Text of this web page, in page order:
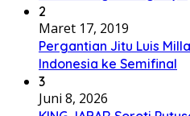
2
Maret 17, 2019
Pergantian Jitu Luis
Indonesia ke Semifinal
3
Juni 8, 2026